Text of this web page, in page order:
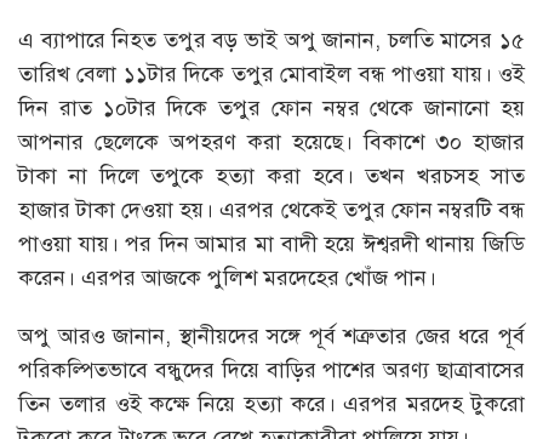
এ ব্যাপারে নিহত তপুর বড় ভাই অপু জানান, চলতি মাসের ১৫
তারিখ বেলা ১১টার দিকে তপুর মোবাইল বন্ধ পাওয়া যায়। ওই
দিন রাত ১০টার দিকে তপুর ফোন নম্বর থেকে জানানো হয়
আপনার ছেলেকে অপহরণ করা হয়েছে। বিকাশে ৩০ হাজার
টাকা না দিলে তপুকে হত্যা করা হবে। তখন খরচসহ সাত
হাজার টাকা দেওয়া হয়। এরপর থেকেই তপুর ফোন নম্বরটি বন্ধ
পাওয়া যায়। পর দিন আমার মা বাদী হয়ে ঈশ্বরদী থানায় জিডি
করেন। এরপর আজকে পুলিশ মরদেহের খোঁজ পান।
অপু আরও জানান, স্থানীয়দের সঙ্গে পূর্ব শত্রুতার জের ধরে পূর্ব
পরিকল্পিতভাবে বন্ধুদের দিয়ে বাড়ির পাশের অরণ্য ছাত্রাবাসের
তিন তলার ওই কক্ষে নিয়ে হত্যা করে। এরপর মরদেহ টুকরো